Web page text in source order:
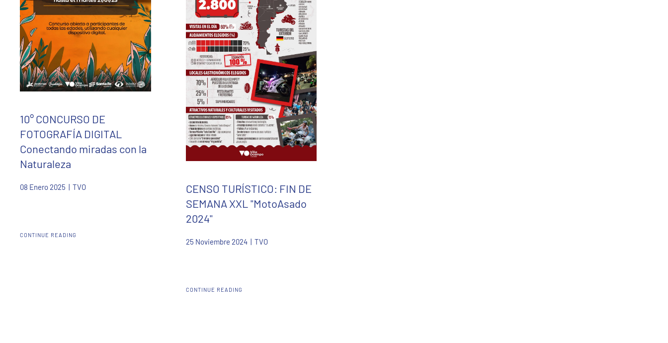
10° CONCURSO DE
FOTOGRAFÍA DIGITAL
Conectando miradas con la
Naturaleza
08 Enero 2025 | TVO
CONTINUE READING
CENSO TURÍSTICO: FIN DE
SEMANA XXL "MotoAsado
2024"
25 Noviembre 2024| TVO
CONTINUE READING